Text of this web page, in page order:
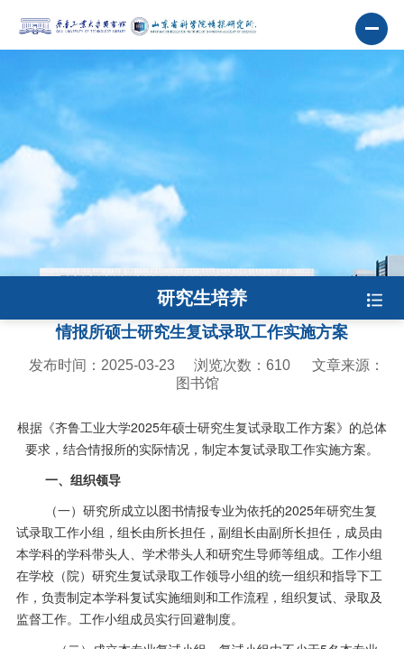
研究生培养
情报所硕士研究生复试录取工作实施方案
发布时间：2025-03-23 浏览次数： 610
文章来源：
图书馆
根据《齐鲁工业大学2025年硕士研究生复试录取工作方案》的总体
要求，结合情报所的实际情况，制定本复试录取工作实施方案。
一、 组织领导
（一）研究所成立以图书情报专业为依托的2025年研究生复
试录取工作小组，组长由所长担任，副组长由副所长担任，成员由
本学科的学科带头人、学术带头人和研究生导师等组成。工作小组
在学校（院）研究生复试录取工作领导小组的统一组织和指导下工
作，负责制定本学科复试实施细则和工作流程，组织复试、录取及
监督工作。工作小组成员实行回避制度。